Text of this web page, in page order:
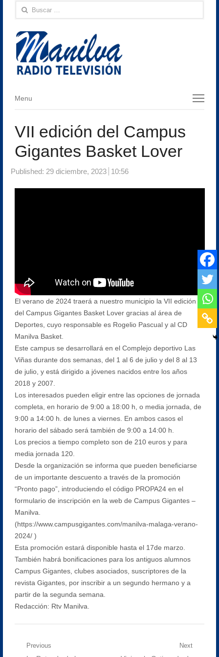
Buscar:
Menu
Menu
VII edición del Campus
Gigantes Basket Lover
Published: 29 diciembre, 2023 10:56
El verano de 2024 traerá a nuestro municipio la VII edición
del Campus Gigantes Basket Lover gracias al área de
Deportes, cuyo responsable es Rogelio Pascual y al CD
Manilva Basket.
Este campus se desarrollará en el Complejo deportivo Las
Viñas durante dos semanas, del 1 al 6 de julio y del 8 al 13
de julio, y está dirigido a jóvenes nacidos entre los años
2018 y 2007.
Los interesados pueden eligir entre las opciones de jornada
completa, en horario de 9:00 a 18:00 h, o media jornada, de
9:00 a 14:00 h. de lunes a viernes. En ambos casos el
horario del sábado será también de 9:00 a 14:00 h.
Los precios a tiempo completo son de 210 euros y para
media jornada 120.
Desde la organización se informa que pueden beneficiarse
de un importante descuento a través de la promoción
“Pronto pago”, introduciendo el código PROPA24 en el
formulario de inscripción en la web de Campus Gigantes –
Manilva.
(https://www.campusgigantes.com/manilva-malaga-verano-
2024/ )
Esta promoción estará disponible hasta el 17de marzo.
También habrá bonificaciones para los antiguos alumnos
Campus Gigantes, clubes asociados, suscriptores de la
revista Gigantes, por inscribir a un segundo hermano y a
partir de la segunda semana.
Redacción: Rtv Manilva.
Navegación
Previous Next